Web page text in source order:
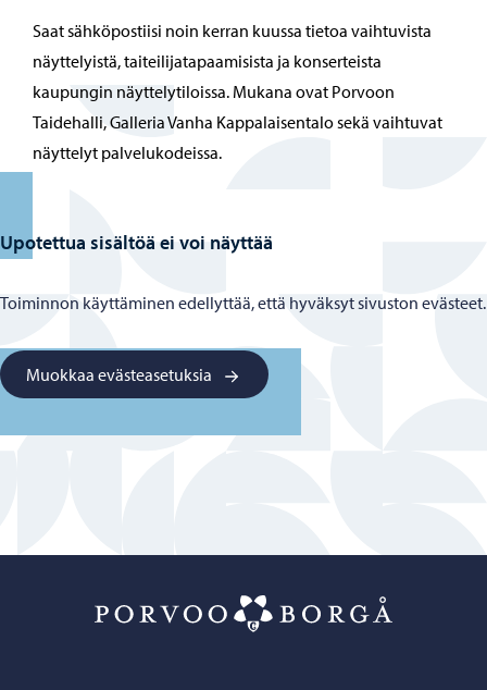
Saat sähköpostiisi noin kerran kuussa tietoa vaihtuvista
näyttelyistä, taiteilijatapaamisista ja konserteista
kaupungin näyttelytiloissa. Mukana ovat Porvoon
Taidehalli, Galleria Vanha Kappalaisentalo sekä vaihtuvat
näyttelyt palvelukodeissa.
Upotettua sisältöä ei voi näyttää
Toiminnon käyttäminen edellyttää, että hyväksyt sivuston evästeet.
Muokkaa evästeasetuksia